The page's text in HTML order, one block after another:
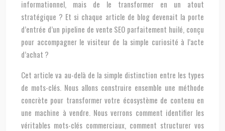
informationnel, mais de le transformer en un atout
stratégique ? Et si chaque article de blog devenait la porte
d’entrée d’un pipeline de vente SEO parfaitement huilé, conçu
pour accompagner le visiteur de la simple curiosité à l’acte
d’achat ?
Cet article va au-delà de la simple distinction entre les types
de mots-clés. Nous allons construire ensemble une méthode
concrète pour transformer votre écosystème de contenu en
une machine à vendre. Nous verrons comment identifier les
véritables mots-clés commerciaux, comment structurer vos